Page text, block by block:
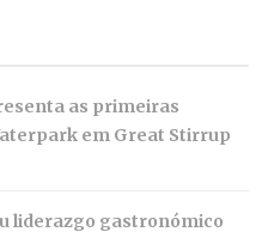
as primeiras
em Great Stirrup
liderazgo gastronómico